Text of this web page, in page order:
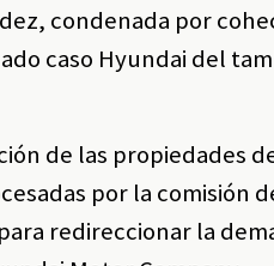
condenada por
caso Hyundai del
de las propiedades
por la comisión
redireccionar la